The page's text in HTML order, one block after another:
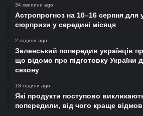
34 хвилини ago
Астропрогноз на 10–16 серпня для
сюрпризи у середині місяця
2 години ago
Зеленський попередив українців
що відомо про підготовку України
сезону
18 години ago
Які продукти поступово
попередили, від чого краще